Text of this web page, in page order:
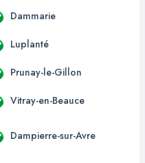
Dammarie
Luplanté
Prunay-le-Gillon
Vitray-en-Beauce
Dampierre-sur-Avre